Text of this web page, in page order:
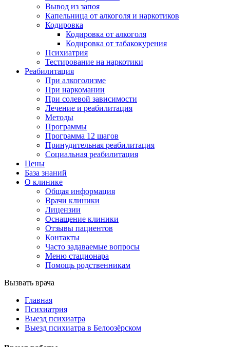
Вывод из запоя
Капельница от алкоголя и наркотиков
Кодировка
Кодировка от алкоголя
Кодировка от табакокурения
Психиатрия
Тестирование на наркотики
Реабилитация
При алкоголизме
При наркомании
При солевой зависимости
Лечение и реабилитация
Методы
Программы
Программа 12 шагов
Принудительная реабилитация
Социальная реабилитация
Цены
База знаний
О клинике
Общая информация
Врачи клиники
Лицензии
Оснащение клиники
Отзывы пациентов
Контакты
Часто задаваемые вопросы
Меню стационара
Помощь родственникам
Вызвать врача
Главная
Психиатрия
Выезд психиатра
Выезд психиатра в Белоозёрском